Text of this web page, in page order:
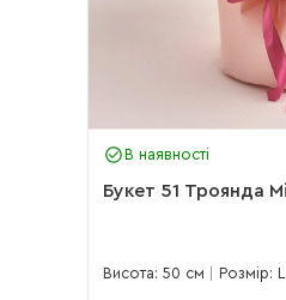
В наявності
Букет 51 Троянда
Висота: 50 см Розмір: L